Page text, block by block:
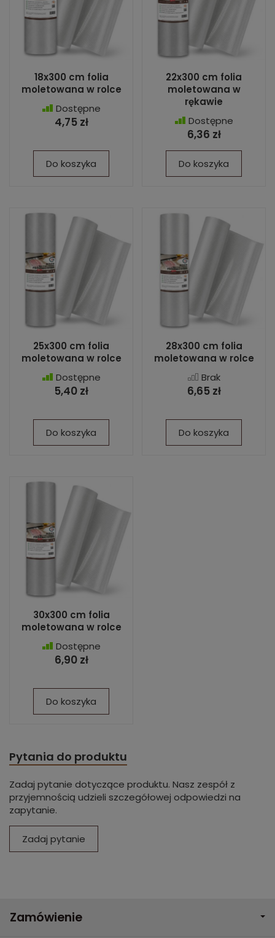
18x300 cm folia
moletowana w rolce
Dostępne
4,75 zł
Do koszyka
22x300 cm folia
moletowana w
rękawie
Dostępne
6,36 zł
Do koszyka
25x300 cm folia
moletowana w rolce
Dostępne
5,40 zł
Do koszyka
28x300 cm folia
moletowana w rolce
Brak
6,65 zł
Do koszyka
30x300 cm folia
moletowana w rolce
Dostępne
6,90 zł
Do koszyka
Pytania do produktu
Zadaj pytanie dotyczące produktu. Nasz zespół z
przyjemnością udzieli szczegółowej odpowiedzi na
zapytanie.
Zadaj pytanie
Zamówienie